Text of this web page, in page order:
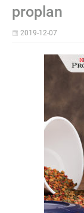
proplan
2019-12-07